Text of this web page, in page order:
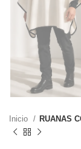
Inicio RUANAS